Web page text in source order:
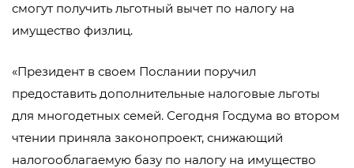
смогут получить льготный вычет по налогу на
имущество физлиц.
«Президент в своем Послании поручил
предоставить дополнительные налоговые льготы
для многодетных семей. Сегодня Госдума во втором
чтении приняла законопроект, снижающий
налогооблагаемую базу по налогу на имущество